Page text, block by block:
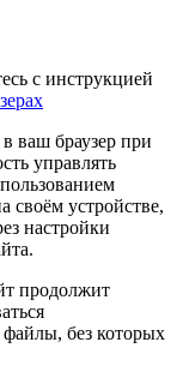
с инструкцией
ваш браузер при
управлять
своём устройстве,
настройки
продолжит
без которых